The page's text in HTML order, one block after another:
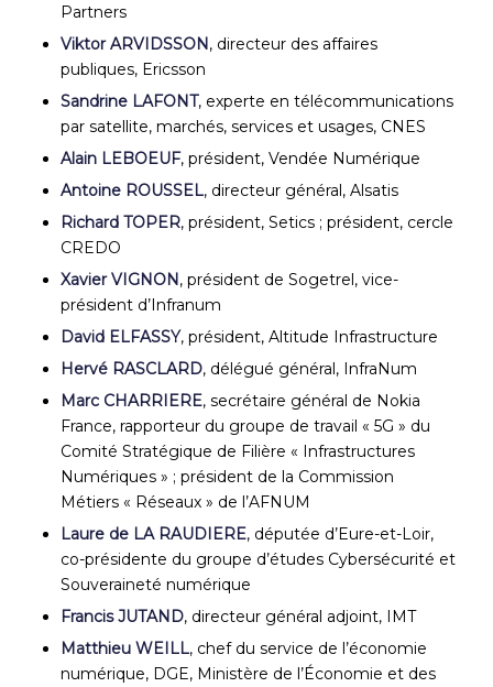
Partners
Viktor ARVIDSSON, directeur des affaires
publiques, Ericsson
Sandrine LAFONT, experte en télécommunications
par satellite, marchés, services et usages, CNES
Alain LEBOEUF, président, Vendée Numérique
Antoine ROUSSEL, directeur général, Alsatis
Richard TOPER, président, Setics ; président, cercle
CREDO
Xavier VIGNON, président de Sogetrel, vice-
président d’Infranum
David ELFASSY, président, Altitude Infrastructure
Hervé RASCLARD, délégué général, InfraNum
Marc CHARRIERE, secrétaire général de Nokia
France, rapporteur du groupe de travail « 5G » du
Comité Stratégique de Filière « Infrastructures
Numériques » ; président de la Commission
Métiers « Réseaux » de l’AFNUM
Laure de LA RAUDIERE, députée d’Eure-et-Loir,
co-présidente du groupe d’études Cybersécurité et
Souveraineté numérique
Francis JUTAND, directeur général adjoint, IMT
Matthieu WEILL, chef du service de l’économie
numérique, DGE, Ministère de l’Économie et des